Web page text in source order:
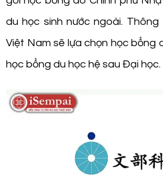
du học sinh nước ngoài. Thông
Việt Nam sẽ lựa chọn học bổng
học bổng du học hệ sau Đại học.